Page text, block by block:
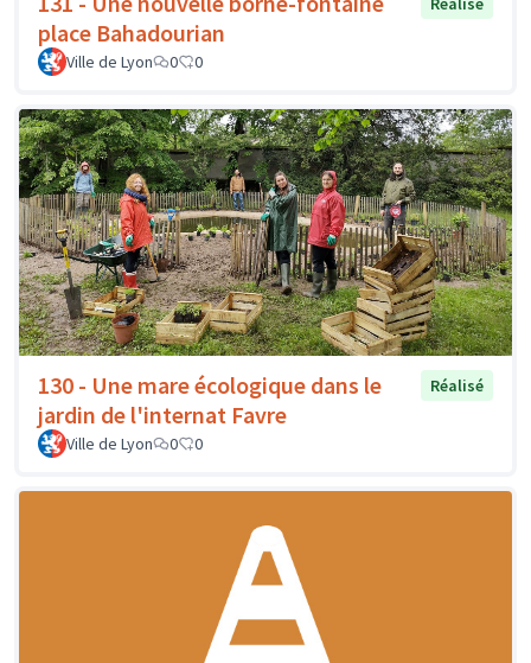
place Bahadourian
Ville de Lyon 0 0
130 - Une mare écologique dans le
jardin de l'internat Favre
Réalisé
Ville de Lyon 0 0